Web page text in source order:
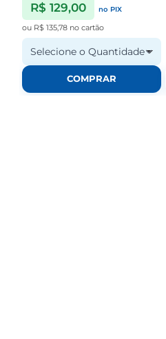
R$ 129,00 no PIX
ou R$ 135,78 no cartão
Selecione o Quantidade
COMPRAR